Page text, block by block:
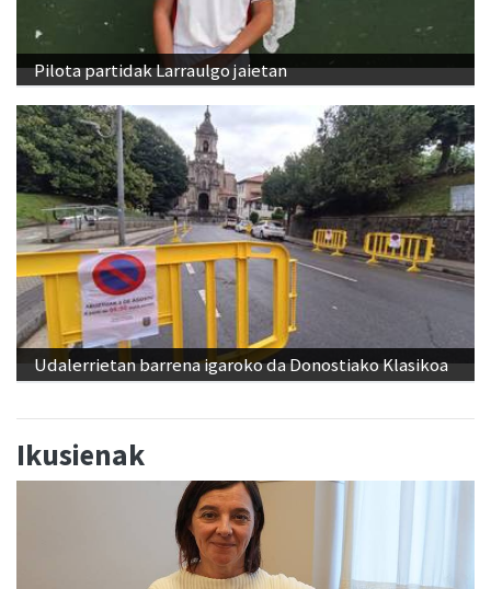
Pilota partidak Larraulgo jaietan
Udalerrietan barrena igaroko da Donostiako Klasikoa